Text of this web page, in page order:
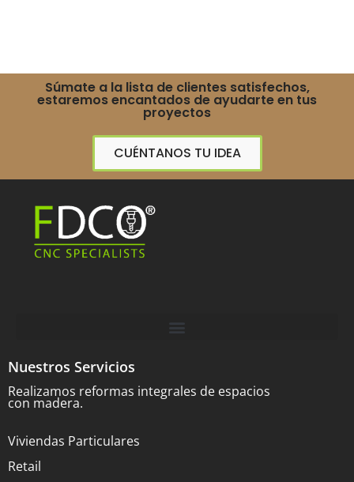
Súmate a la lista de clientes satisfechos,
estaremos encantados de ayudarte en tus
proyectos
CUÉNTANOS TU IDEA
Nuestros Servicios
Realizamos reformas integrales de espacios
con madera.
Viviendas Particulares
Retail